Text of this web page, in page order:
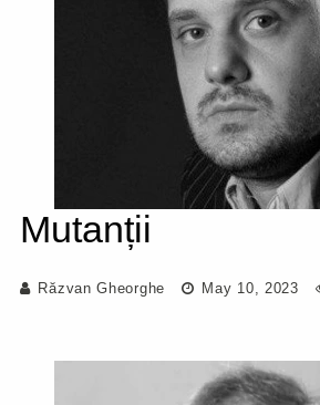
Mutanții
Răzvan Gheorghe May 10, 2023